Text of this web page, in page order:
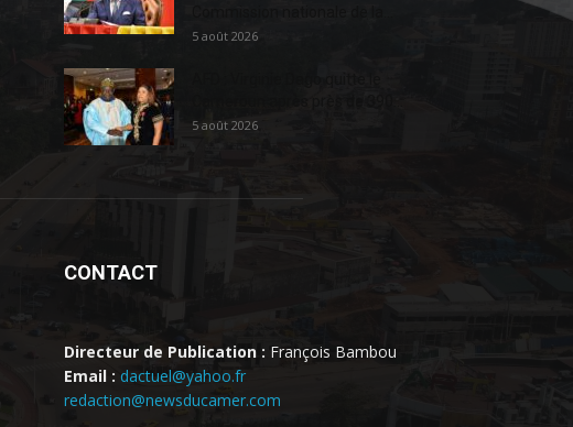
5 août 2026
5 août 2026
CONTACT
Directeur de Publication : François Bambou
Email : dactuel@yahoo.fr
redaction@newsducamer.com